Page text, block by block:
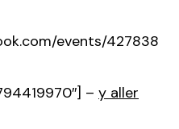
events/427838
– y aller